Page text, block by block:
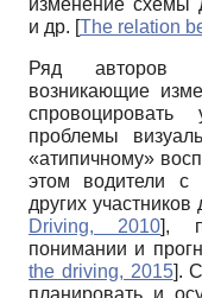
и др. [The relation
Ряд авторов
возникающие
проблемы
«атипичному»
этом водители с
других
Driving, 2010],
понимании и
the driving, 2015].
планировать и